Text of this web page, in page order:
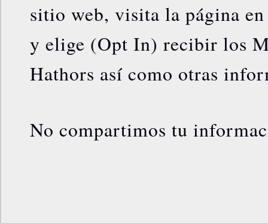
sitio web, visita la página en
y elige (Opt In) recibir los
Hathors así como otras
No compartimos tu